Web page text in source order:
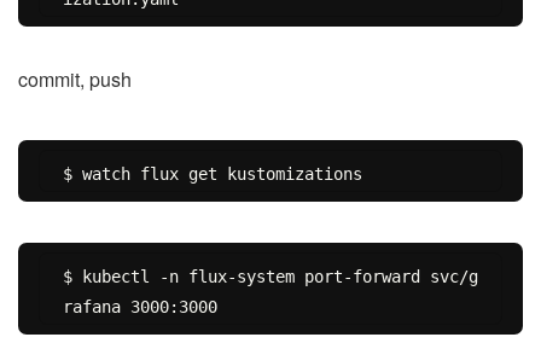
commit, push
$ kubectl -n flux-system port-forward svc/g
rafana 3000:3000